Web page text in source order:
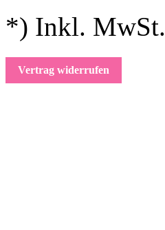
*) Inkl. MwSt.
Vertrag widerrufen